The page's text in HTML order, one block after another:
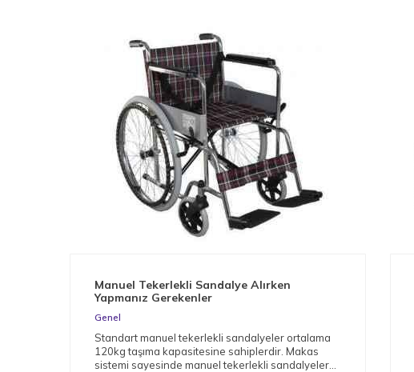
Manuel Tekerlekli Sandalye Alırken
Yapmanız Gerekenler
Genel
Standart manuel tekerlekli sandalyeler ortalama
120kg taşıma kapasitesine sahiplerdir. Makas
sistemi sayesinde manuel tekerlekli sandalyeler